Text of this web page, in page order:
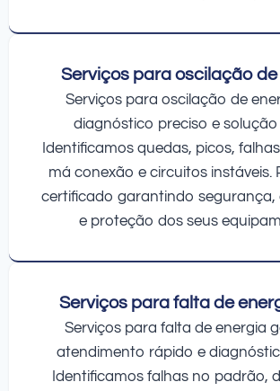
Serviços para oscilação
Serviços para oscilação de
diagnóstico preciso e solução
Identificamos quedas, picos,
má conexão e circuitos instáveis.
certificado garantindo segurança,
e proteção dos seus
Serviços para falta de
Serviços para falta de energia
atendimento rápido e
Identificamos falhas no padrão,